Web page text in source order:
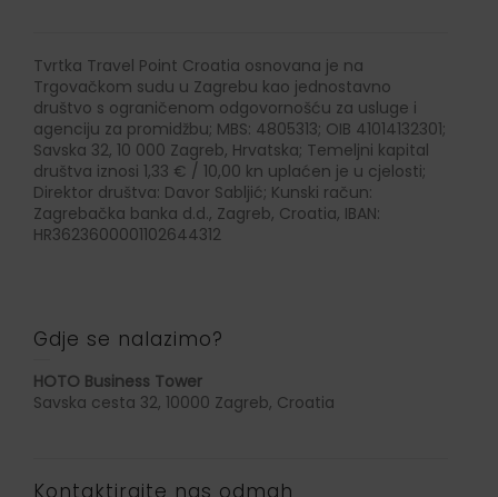
Tvrtka Travel Point Croatia osnovana je na
Trgovačkom sudu u Zagrebu kao jednostavno
društvo s ograničenom odgovornošću za usluge i
agenciju za promidžbu; MBS: 4805313; OIB 41014132301;
Savska 32, 10 000 Zagreb, Hrvatska; Temeljni kapital
društva iznosi 1,33 € / 10,00 kn uplaćen je u cjelosti;
Direktor društva: Davor Sabljić; Kunski račun:
Zagrebačka banka d.d., Zagreb, Croatia, IBAN:
HR3623600001102644312
Gdje se nalazimo?
HOTO Business Tower
Savska cesta 32, 10000 Zagreb, Croatia
Kontaktirajte nas odmah